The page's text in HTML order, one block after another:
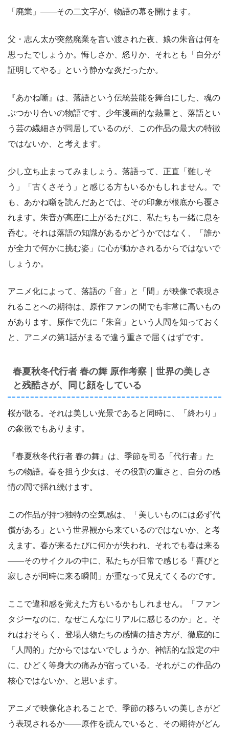
「廃業」――その二文字が、物語の幕を開けます。
父・志ん太が突然廃業を言い渡された夜、娘の朱音は何を
思ったでしょうか。悔しさか、怒りか、それとも「自分が
証明してやる」という静かな炎だったか。
『あかね噺』は、落語という伝統芸能を舞台にした、魂の
ぶつかり合いの物語です。少年漫画的な熱量と、落語とい
う芸の繊細さが同居しているのが、この作品の最大の特徴
ではないか、と考えます。
少し立ち止まってみましょう。落語って、正直「難しそ
う」「古くさそう」と感じる方もいるかもしれません。で
も、あかね噺を読んだあとでは、その印象が根底から覆さ
れます。朱音が高座に上がるたびに、私たちも一緒に息を
呑む。それは落語の知識があるかどうかではなく、「誰か
が全力で何かに挑む姿」に心が動かされるからではないで
しょうか。
アニメ化によって、落語の「音」と「間」が映像で表現さ
れることへの期待は、原作ファンの間でも非常に高いもの
があります。原作で先に「朱音」という人間を知っておく
と、アニメの第1話がまるで違う重さで届くはずです。
春夏秋冬代行者 春の舞 原作考察｜世界の美しさ
と残酷さが、同じ顔をしている
桜が散る。それは美しい光景であると同時に、「終わり」
の象徴でもあります。
『春夏秋冬代行者 春の舞』は、季節を司る「代行者」た
ちの物語。春を担う少女は、その役割の重さと、自分の感
情の間で揺れ続けます。
この作品が持つ独特の空気感は、「美しいものには必ず代
償がある」という世界観から来ているのではないか、と考
えます。春が来るたびに何かが失われ、それでも春は来る
――そのサイクルの中に、私たちが日常で感じる「喜びと
寂しさが同時に来る瞬間」が重なって見えてくるのです。
ここで違和感を覚えた方もいるかもしれません。「ファン
タジーなのに、なぜこんなにリアルに感じるのか」と。そ
れはおそらく、登場人物たちの感情の描き方が、徹底的に
「人間的」だからではないでしょうか。神話的な設定の中
に、ひどく等身大の痛みが宿っている。それがこの作品の
核心ではないか、と思います。
アニメで映像化されることで、季節の移ろいの美しさがど
う表現されるか――原作を読んでいると、その期待がどん